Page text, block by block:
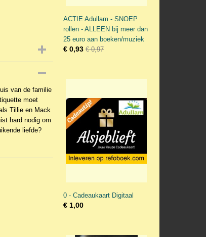
van de familie
moet
Tillie en Mack
hard nodig om
liefde?
ACTIE Adullam - SNOEP
rollen - ALLEEN bij meer dan
25 euro aan boeken/muziek
€ 0,93 € 0,97
0 - Cadeaukaart Digitaal
€ 1,00